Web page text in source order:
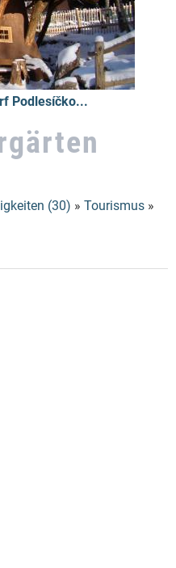
Podlesíčko...
(30) » Tourismus »